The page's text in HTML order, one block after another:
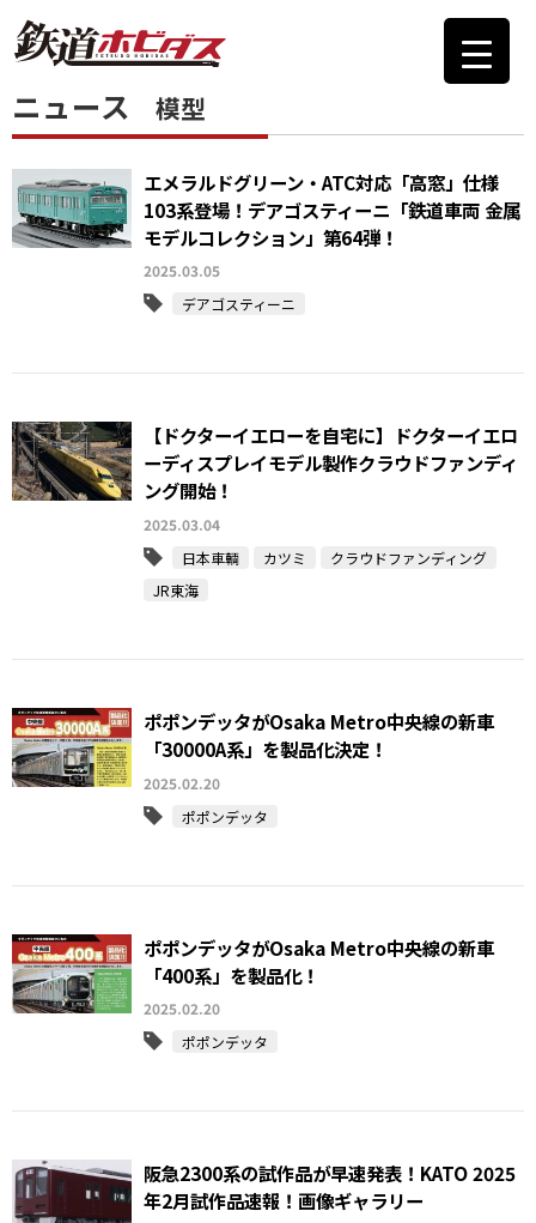
ニュース 模型
エメラルドグリーン・ATC対応「高窓」仕様
103系登場！デアゴスティーニ「鉄道車両 金属
モデルコレクション」第64弾！
2025.03.05
デアゴスティーニ
【ドクターイエローを自宅に】ドクターイエロ
ーディスプレイモデル製作クラウドファンディ
ング開始！
2025.03.04
日本車輌
カツミ
クラウドファンディング
JR東海
ポポンデッタがOsaka Metro中央線の新車
「30000A系」を製品化決定！
2025.02.20
ポポンデッタ
ポポンデッタがOsaka Metro中央線の新車
「400系」を製品化！
2025.02.20
ポポンデッタ
阪急2300系の試作品が早速発表！KATO 2025
年2月試作品速報！画像ギャラリー